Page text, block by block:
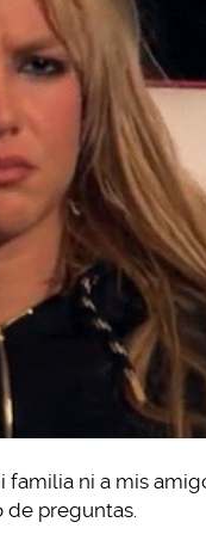
ni a mis
de preguntas.